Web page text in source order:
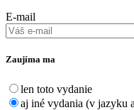
E-mail
Zaujíma ma
len toto vydanie
aj iné vydania (v jazyku